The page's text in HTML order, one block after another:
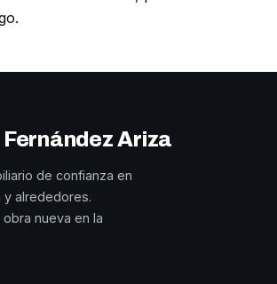
.
Ariza
de confianza en
y alrededores.
nueva en la